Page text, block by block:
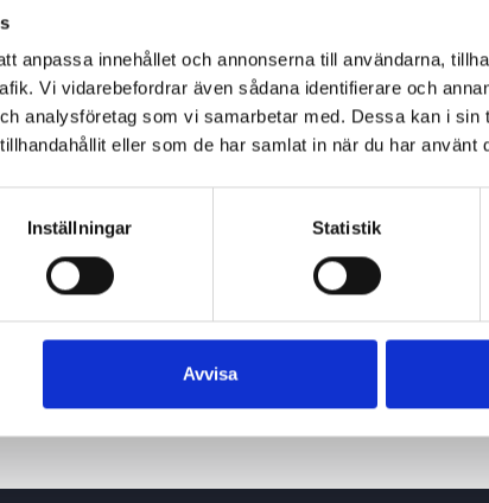
anpassa innehållet och annonserna till användarna,
Vi vidarebefordrar även sådana identifierare och
analysföretag som vi samarbetar med. Dessa kan i sin
eller som de har samlat in när du har använt
Inställningar Statistik
Avvisa